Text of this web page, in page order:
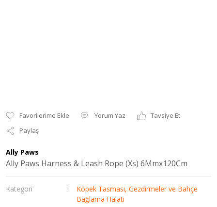
Yorum Yaz
Tavsiye Et
Paylaş
Ally Paws
Ally Paws Harness & Leash Rope (Xs) 6Mmx120Cm
Kategori
Köpek Tasması, Gezdirmeler ve Bahçe
Bağlama Halatı